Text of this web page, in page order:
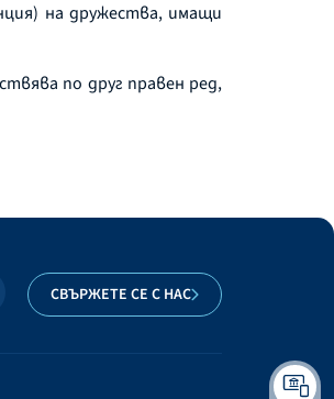
на дружества, имащи
по друг правен ред,
СВЪРЖЕТЕ СЕ С НАС